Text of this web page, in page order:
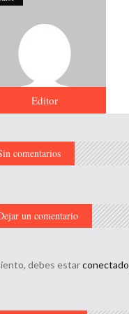
Editor
comentarios
un comentario
debes estarconectado